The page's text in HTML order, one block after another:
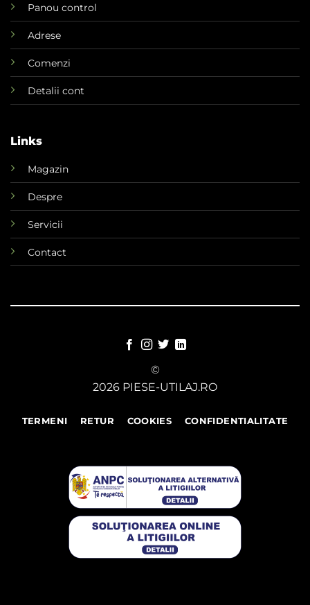
Panou control
Adrese
Comenzi
Detalii cont
Links
Magazin
Despre
Servicii
Contact
©
2026 PIESE-UTILAJ.RO
TERMENI RETUR COOKIES CONFIDENTIALITATE